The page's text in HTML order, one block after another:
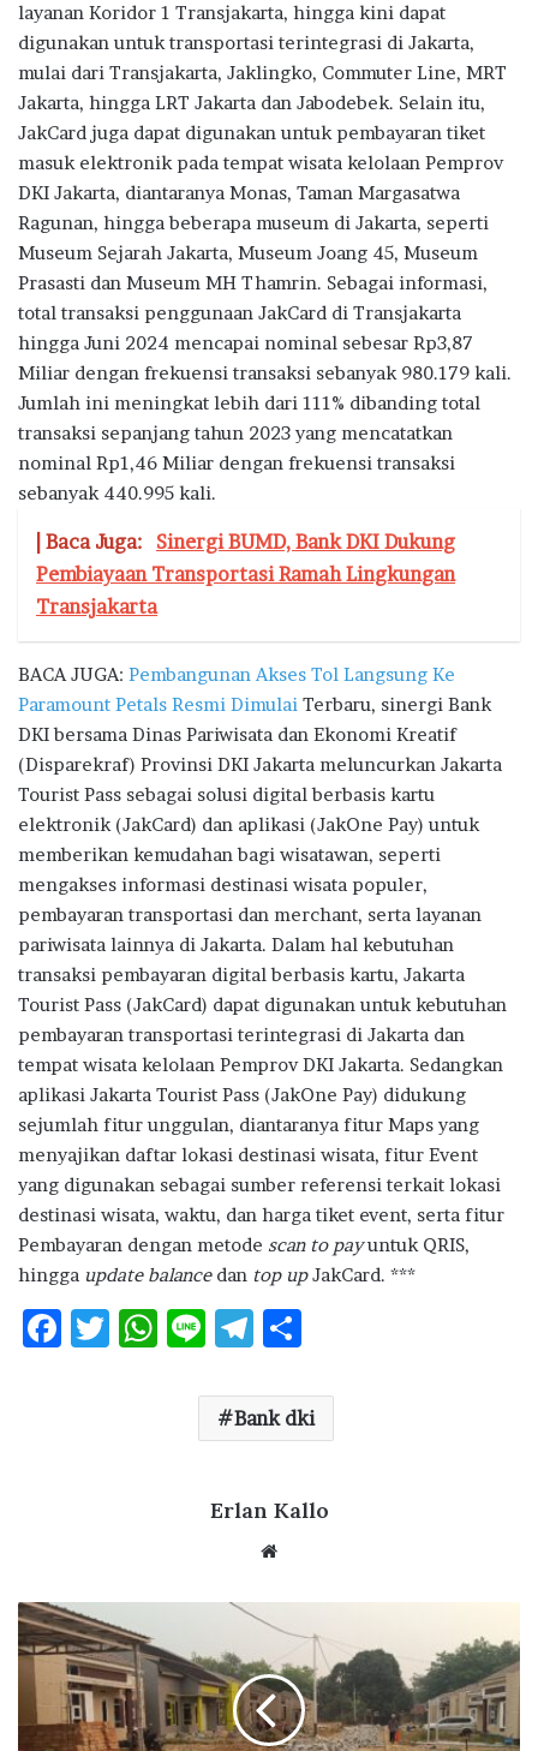
layanan Koridor 1 Transjakarta, hingga kini dapat
digunakan untuk transportasi terintegrasi di Jakarta,
mulai dari Transjakarta, Jaklingko, Commuter Line, MRT
Jakarta, hingga LRT Jakarta dan Jabodebek. Selain itu,
JakCard juga dapat digunakan untuk pembayaran tiket
masuk elektronik pada tempat wisata kelolaan Pemprov
DKI Jakarta, diantaranya Monas, Taman Margasatwa
Ragunan, hingga beberapa museum di Jakarta, seperti
Museum Sejarah Jakarta, Museum Joang 45, Museum
Prasasti dan Museum MH Thamrin. Sebagai informasi,
total transaksi penggunaan JakCard di Transjakarta
hingga Juni 2024 mencapai nominal sebesar Rp3,87
Miliar dengan frekuensi transaksi sebanyak 980.179 kali.
Jumlah ini meningkat lebih dari 111% dibanding total
transaksi sepanjang tahun 2023 yang mencatatkan
nominal Rp1,46 Miliar dengan frekuensi transaksi
sebanyak 440.995 kali.
| Baca Juga:
Sinergi BUMD, Bank DKI Dukung
Pembiayaan Transportasi Ramah Lingkungan
Transjakarta
BACA JUGA: Pembangunan Akses Tol Langsung Ke
Paramount Petals Resmi Dimulai Terbaru, sinergi Bank
DKI bersama Dinas Pariwisata dan Ekonomi Kreatif
(Disparekraf) Provinsi DKI Jakarta meluncurkan Jakarta
Tourist Pass sebagai solusi digital berbasis kartu
elektronik (JakCard) dan aplikasi (JakOne Pay) untuk
memberikan kemudahan bagi wisatawan, seperti
mengakses informasi destinasi wisata populer,
pembayaran transportasi dan merchant, serta layanan
pariwisata lainnya di Jakarta. Dalam hal kebutuhan
transaksi pembayaran digital berbasis kartu, Jakarta
Tourist Pass (JakCard) dapat digunakan untuk kebutuhan
pembayaran transportasi terintegrasi di Jakarta dan
tempat wisata kelolaan Pemprov DKI Jakarta. Sedangkan
aplikasi Jakarta Tourist Pass (JakOne Pay) didukung
sejumlah fitur unggulan, diantaranya fitur Maps yang
menyajikan daftar lokasi destinasi wisata, fitur Event
yang digunakan sebagai sumber referensi terkait lokasi
destinasi wisata, waktu, dan harga tiket event, serta fitur
Pembayaran dengan metode scan to payuntuk QRIS,
hingga update balance dan top upJakCard. ***
F
T
W Li
e
T
e
g
m
ar
e
Bank dki
Erlan Kallo
APERSI
Mendorong
Peran
Koperasi
Sebagai
Penjamin